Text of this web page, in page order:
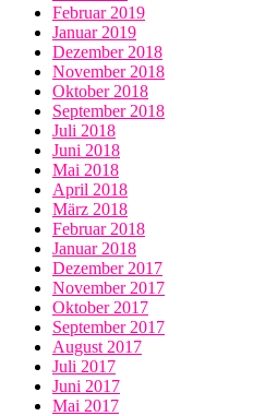
Februar 2019
Januar 2019
Dezember 2018
November 2018
Oktober 2018
September 2018
Juli 2018
Juni 2018
Mai 2018
April 2018
März 2018
Februar 2018
Januar 2018
Dezember 2017
November 2017
Oktober 2017
September 2017
August 2017
Juli 2017
Juni 2017
Mai 2017